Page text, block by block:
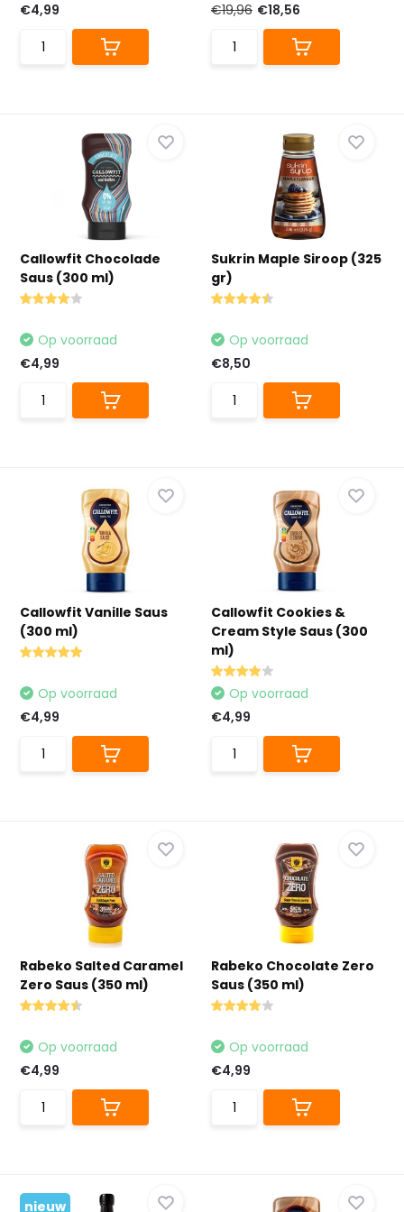
€4,99
€19,96 €18,56
Callowfit Chocolade
Saus (300 ml)
Op voorraad
€4,99
Sukrin Maple Siroop (325
gr)
Op voorraad
€8,50
Callowfit Vanille Saus
(300 ml)
Op voorraad
€4,99
Callowfit Cookies &
Cream Style Saus (300
ml)
Op voorraad
€4,99
Rabeko Salted Caramel
Zero Saus (350 ml)
Op voorraad
€4,99
Rabeko Chocolate Zero
Saus (350 ml)
Op voorraad
€4,99
nieuw